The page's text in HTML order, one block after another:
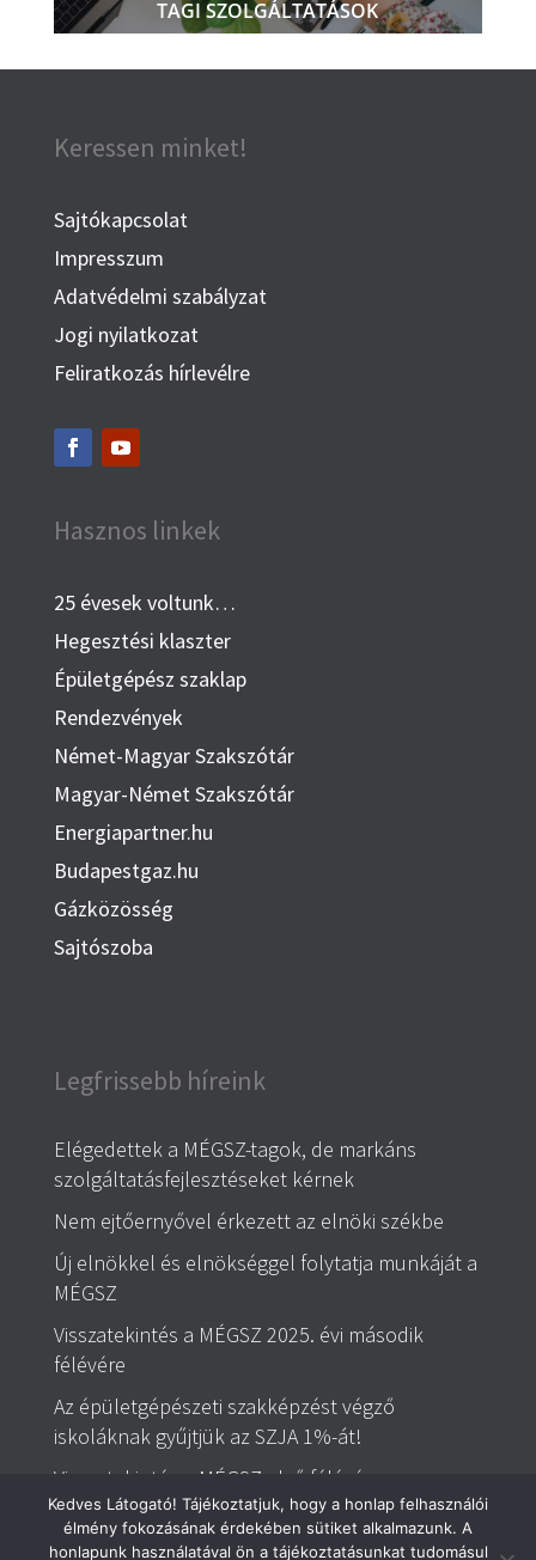
TAGI SZOLGÁLTATÁSOK
Keressen minket!
Sajtókapcsolat
Impresszum
Adatvédelmi szabályzat
Jogi nyilatkozat
Feliratkozás hírlevélre
Hasznos linkek
25 évesek voltunk…
Hegesztési klaszter
Épületgépész szaklap
Rendezvények
Német-Magyar Szakszótár
Magyar-Német Szakszótár
Energiapartner.hu
Budapestgaz.hu
Gázközösség
Sajtószoba
Legfrissebb híreink
Elégedettek a MÉGSZ-tagok, de markáns
szolgáltatásfejlesztéseket kérnek
Nem ejtőernyővel érkezett az elnöki székbe
Új elnökkel és elnökséggel folytatja munkáját a
MÉGSZ
Visszatekintés a MÉGSZ 2025. évi második
félévére
Az épületgépészeti szakképzést végző
iskoláknak gyűjtjük az SZJA 1%-át!
Visszatekintés a MÉGSZ első félévére
Kedves Látogató! Tájékoztatjuk, hogy a honlap felhasználói
élmény fokozásának érdekében sütiket alkalmazunk. A
honlapunk használatával ön a tájékoztatásunkat tudomásul